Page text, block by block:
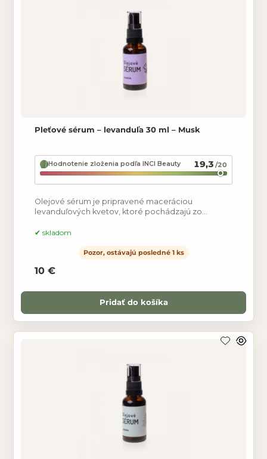
Pleťové sérum – levanduľa 30 ml – Musk
Hodnotenie zloženia podľa INCI Beauty 19,3 /20
Olejové sérum je pripravené maceráciou
levanduľových kvetov, ktoré pochádzajú zo
pri nízkych teplotách. Sérum
skladom
Pozor, ostávajú posledné 1 ks
10 €
Pridať do košíka